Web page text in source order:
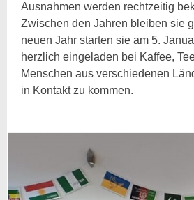
Ausnahmen werden rechtzeitig
Zwischen den Jahren bleiben sie
neuen Jahr starten sie am 5.
herzlich eingeladen bei Kaffee,
Menschen aus verschiedenen
in Kontakt zu kommen.